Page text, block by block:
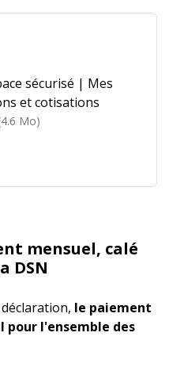
sécurisé | Mes
et cotisations
Mo)
mensuel, calé
DSN
le paiement
pour l'ensemble des